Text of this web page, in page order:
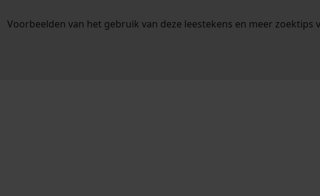
Voorbeelden van het gebruik van deze leestekens en meer zoektips